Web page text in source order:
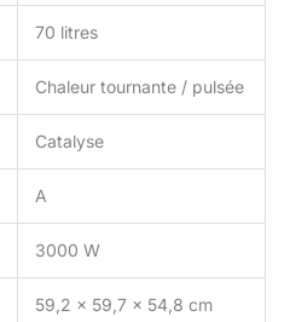
70 litres
Chaleur tournante / pulsée
Catalyse
A
3000 W
59,2 x 59,7 x 54,8 cm